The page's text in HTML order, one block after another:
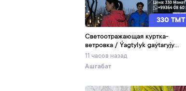
330 TMT
Светоотражающая куртка-
ветровка / Ýagtylyk gaýtaryjy
vetrowka
11 часов назад
Ашгабат